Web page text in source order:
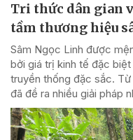
Tri thức dân gian
tầm thương hiệu
Sâm Ngọc Linh được
bởi giá trị kinh tế đặc
truyền thống đặc sắc.
đã đề ra nhiều giải pháp